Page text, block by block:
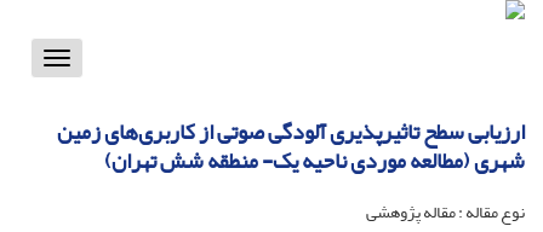
Toggle
ارزیابی سطح تاثیرپذیری آلودگی صوتی از کاربری‌های زمین
شهری (مطالعه موردی ناحیه یک- منطقه شش تهران)
نوع مقاله : مقاله پژوهشی